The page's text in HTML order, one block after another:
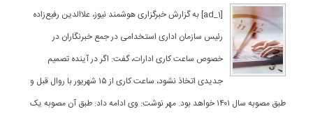
[ad_1] به گزارش خبرگزاری هوشمند نیوز، علاالدین رفیع‌زاده
رئیس سازمان اداری استخدامی در جمع خبرنگاران در
خصوص ساعت کاری ادارات، گفت: اگر در آینده تصمیم
جدیدی اتخاذ نشود، ساعت کاری از ۱۵ شهریور با روال قبل و
طبق مصوبه سال ۱۴۰۱ خواهد بود. مهر نوشت: وی ادامه داد: طبق آن مصوبه یک